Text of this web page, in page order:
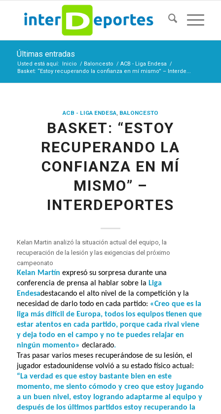
Últimas entradas
Usted está aquí: Inicio / Baloncesto / ACB - Liga Endesa /
Basket: “Estoy recuperando la confianza en mí mismo” – Interde...
ACB - LIGA ENDESA, BALONCESTO
BASKET: “ESTOY
RECUPERANDO LA
CONFIANZA EN MÍ
MISMO” –
INTERDEPORTES
Kelan Martin analizó la situación actual del equipo, la
recuperación de la lesión y las exigencias del próximo
campeonato
Kelan Martín expresó su sorpresa durante una
conferencia de prensa al hablar sobre la Liga
Endesadestacando el alto nivel de la competición y la
necesidad de darlo todo en cada partido: «Creo que es la
liga más difícil de Europa, todos los equipos tienen que
estar atentos en cada partido, porque cada rival viene
y deja todo en el campo y no te puedes relajar en
ningún momento» declarado.
Tras pasar varios meses recuperándose de su lesión, el
jugador estadounidense volvió a su estado físico actual:
“La verdad es que estoy bastante bien en este
momento, me siento cómodo y creo que estoy jugando
a un buen nivel, estoy logrando adaptarme al equipo y
después de los últimos partidos estoy recuperando la